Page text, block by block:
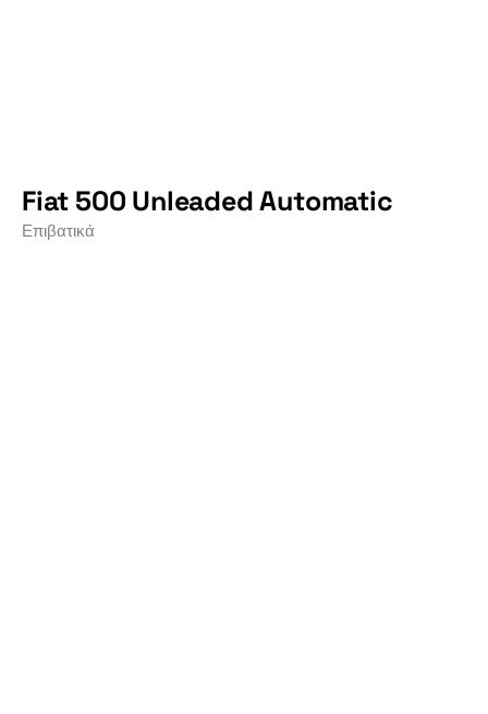
Fiat 500 Unleaded Automatic
Επιβατικά